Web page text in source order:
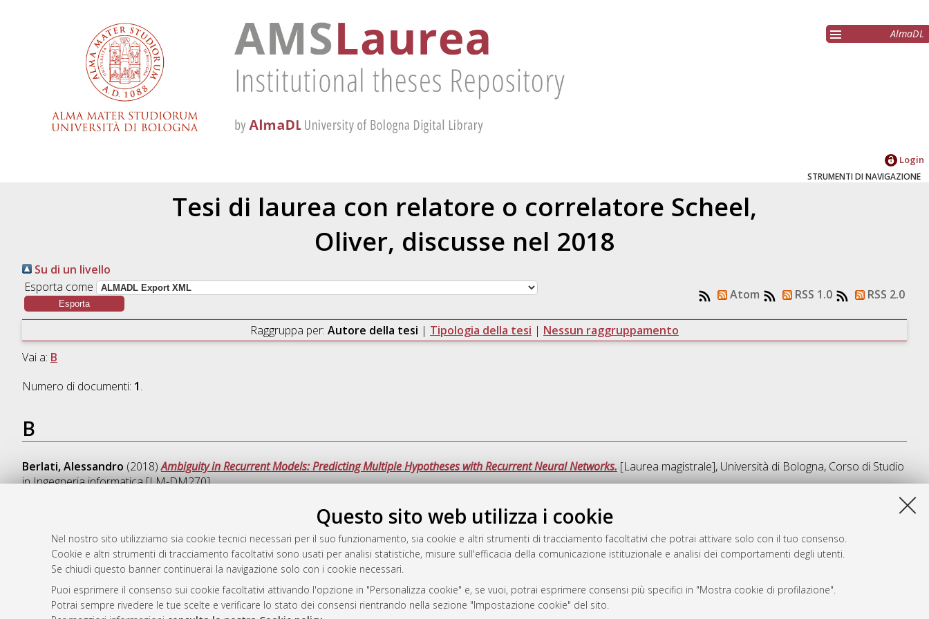
Questo sito web utilizza i cookie
Nel nostro sito utilizziamo sia cookie tecnici necessari per il suo funzionamento, sia cookie e altri strumenti di tracciamento facoltativi che potrai attivare solo con il tuo consenso.
Cookie e altri strumenti di tracciamento facoltativi sono usati per analisi statistiche, misure sull'efficacia della comunicazione istituzionale e analisi dei comportamenti degli utenti.
Se chiudi questo banner continuerai la navigazione solo con i cookie necessari.
Puoi esprimere il consenso sui cookie facoltativi attivando l'opzione in "Personalizza cookie" e, se vuoi, potrai esprimere consensi più specifici in "Mostra cookie di profilazione".
Potrai sempre rivedere le tue scelte e verificare lo stato dei consensi rientrando nella sezione "Impostazione cookie" del sito.
AlmaDL
Login
STRUMENTI DI NAVIGAZIONE
Tesi di laurea con relatore o correlatore Scheel,
Oliver, discusse nel 2018
Su di un livello
Esporta come
Atom RSS 1.0 RSS 2.0
Raggruppa per: Autore della tesi | Tipologia della tesi | Nessun raggruppamento
Vai a: B
Numero di documenti: 1.
B
Berlati, Alessandro (2018)Ambiguity in Recurrent Models: Predicting Multiple Hypotheses with Recurrent Neural Networks. [Laurea magistrale], Università di Bologna, Corso di Studio
inIngegneria informatica [LM-DM270]
Questa lista e' stata generata il Fri Aug 7 09:12:24 2026 CEST
Atom
Rss 2.0
AMS Laurea
Servizio implementato e gestito da
Impostazioni Cookie
Informativa sulla privacy